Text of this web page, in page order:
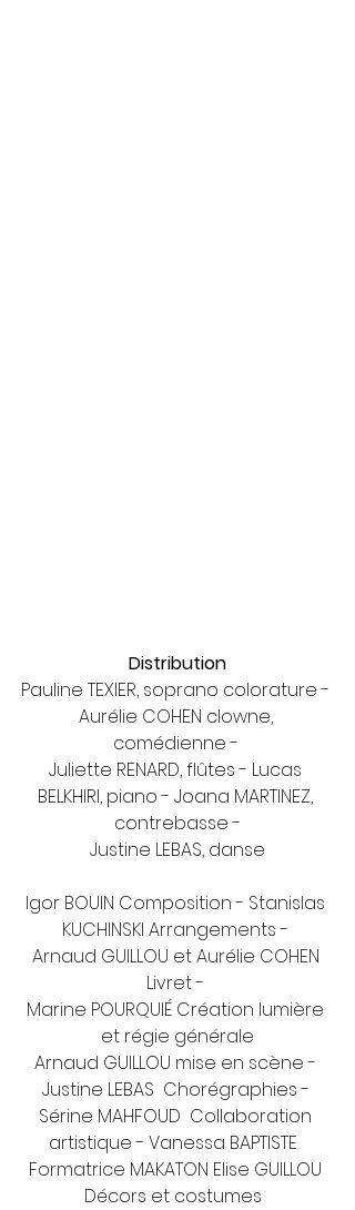
Distribution
Pauline TEXIER, soprano colorature -
Aurélie COHEN clowne,
comédienne -
Juliette RENARD, flûtes - Lucas
BELKHIRI, piano - Joana MARTINEZ,
contrebasse -
Justine LEBAS, danse
Igor BOUIN Composition - Stanislas
KUCHINSKI Arrangements -
Arnaud GUILLOU et Aurélie COHEN
Livret -
Marine POURQUIÉ Création lumière
et régie générale
Arnaud GUILLOU mise en scène -
Justine LEBAS  Chorégraphies -
Sérine MAHFOUD  Collaboration
artistique - Vanessa BAPTISTE
Formatrice MAKATON Elise GUILLOU
Décors et costumes